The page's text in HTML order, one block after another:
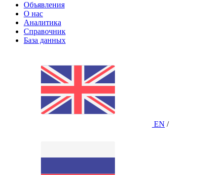
Объявления
О нас
Аналитика
Справочник
База данных
EN /